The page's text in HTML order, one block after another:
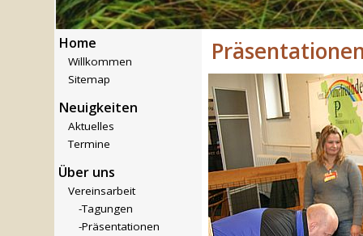
Home
Willkommen
Sitemap
Neuigkeiten
Aktuelles
Termine
Über uns
Vereinsarbeit
-Tagungen
-Präsentationen